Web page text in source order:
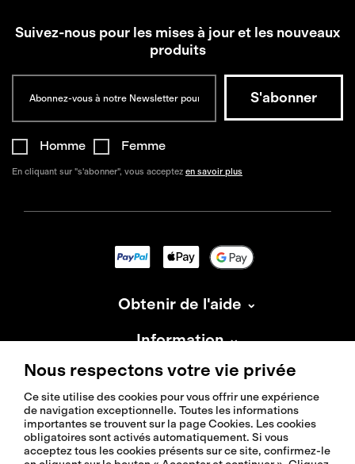
Suivez-nous pour les mises à jour et les nouveaux
produits
Homme Femme
En cliquant sur "s'abonner", vous acceptez en savoir plus
Obtenir de l'aide
Information
À propos d'Isadore
Nous respectons votre vie privée
Ce site utilise des cookies pour vous offrir une expérience
de navigation exceptionnelle. Toutes les informations
importantes se trouvent sur la page Cookies. Les cookies
obligatoires sont activés automatiquement. Si vous
acceptez tous les cookies présents sur ce site, confirmez-le